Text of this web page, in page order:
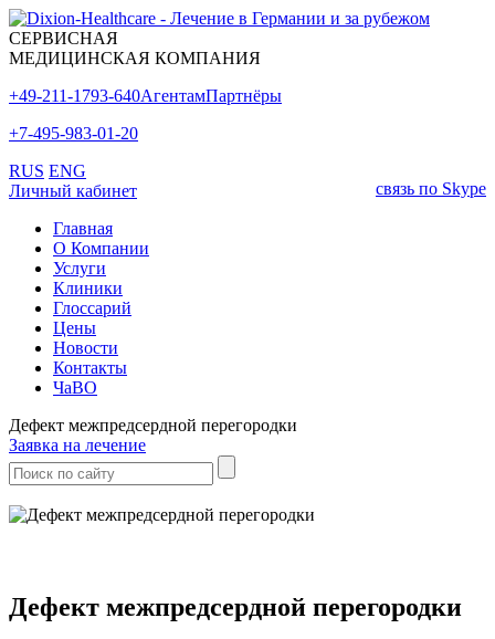
СЕРВИСНАЯ
МЕДИЦИНСКАЯ КОМПАНИЯ
+49-211-1793-640АгентамПартнёры
+7-495-983-01-20
связь по Skype
RUS ENG
Личный кабинет
Главная
О Компании
Услуги
Клиники
Глоссарий
Цены
Новости
Контакты
ЧаВО
Дефект межпредсердной перегородки
Заявка на лечение
Дефект межпредсердной перегородки